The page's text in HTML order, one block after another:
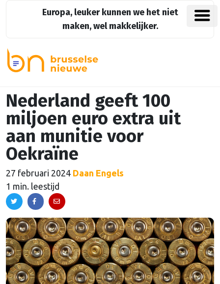
Europa, leuker kunnen we het niet
maken, wel makkelijker.
Nederland geeft 100
miljoen euro extra uit
aan munitie voor
Oekraïne
27 februari 2024 Daan Engels
1 min. leestijd